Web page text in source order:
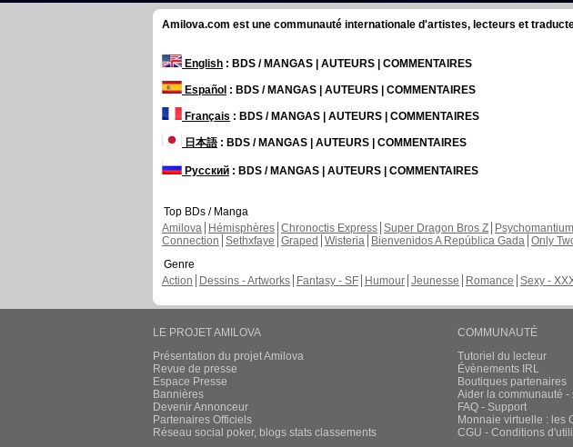
Amilova.com est une communauté internationale d'artistes, lecteurs et
English : BDS / MANGAS | AUTEURS | COMMENTAIRES
Español : BDS / MANGAS | AUTEURS | COMMENTAIRES
Français : BDS / MANGAS | AUTEURS | COMMENTAIRES
日本語: BDS / MANGAS | AUTEURS | COMMENTAIRES
Русский : BDS / MANGAS | AUTEURS | COMMENTAIRES
Top BDs / Manga
Amilova
Hémisphères Chronoctis Express Super Dragon Bros Z Psychomantium
Connection Sethxfaye Graped Wisteria Bienvenidos A República Gada Only
Genre
Action
Dessins - Artworks Fantasy - SF Humour Jeunesse Romance Sexy -
LE PROJET AMILOVA
Présentation du projet Amilova
Revue de presse
Espace Presse
Bannières
Devenir Annonceur
Partenaires Officiels
Réseau social poker, blogs stats classements
COMMUNAUTÉ
Tutoriel du lecteur
Évènements IRL
Boutiques partenaires
Aider la communauté -
FAQ - Support
Monnaie virtuelle : les
CGU - Conditions